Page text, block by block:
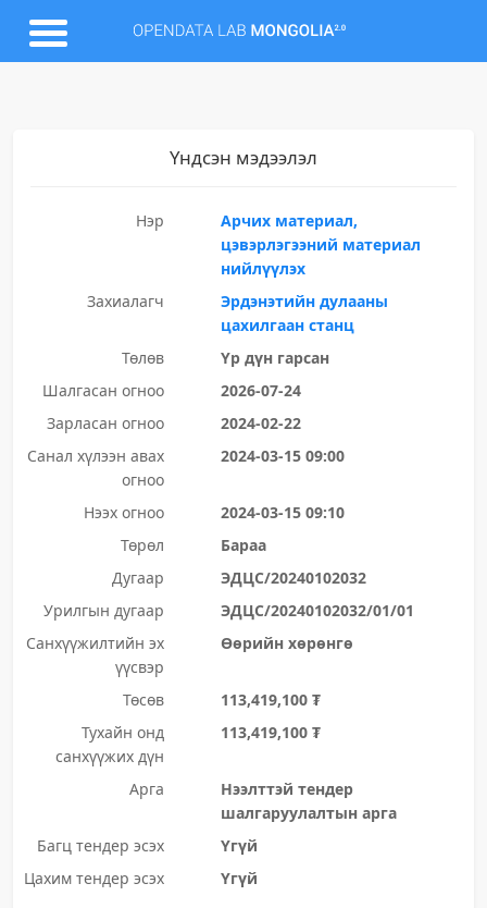
Үндсэн мэдээлэл
Нэр
Арчих материал,
цэвэрлэгээний материал
нийлүүлэх
Захиалагч
Эрдэнэтийн дулааны
цахилгаан станц
Төлөв
Үр дүн гарсан
Шалгасан огноо
2026-07-24
Зарласан огноо
2024-02-22
Санал хүлээн авах
огноо
2024-03-15 09:00
Нээх огноо
2024-03-15 09:10
Төрөл
Бараа
Дугаар
ЭДЦС/20240102032
Урилгын дугаар
ЭДЦС/20240102032/01/01
Санхүүжилтийн эх
үүсвэр
Өөрийн хөрөнгө
Төсөв
113,419,100 ₮
Тухайн онд
санхүүжих дүн
113,419,100 ₮
Арга
Нээлттэй тендер
шалгаруулалтын арга
Багц тендер эсэх
Үгүй
Цахим тендер эсэх
Үгүй